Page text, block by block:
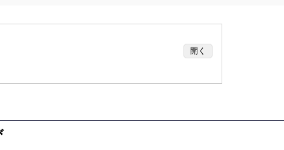
開く
たいポイント5選
基本となる釣り方